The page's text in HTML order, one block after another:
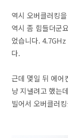
역시 오버클러킹
역시 좀 힘들더군
었습니다.
다.
근데 몇일 뒤 에어
냥 지낼려고 했는
빌어서 오버클러